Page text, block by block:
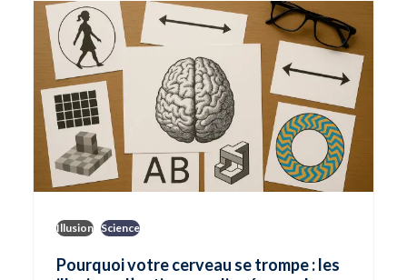
Illusion Science
Pourquoi votre cerveau se trompe : les